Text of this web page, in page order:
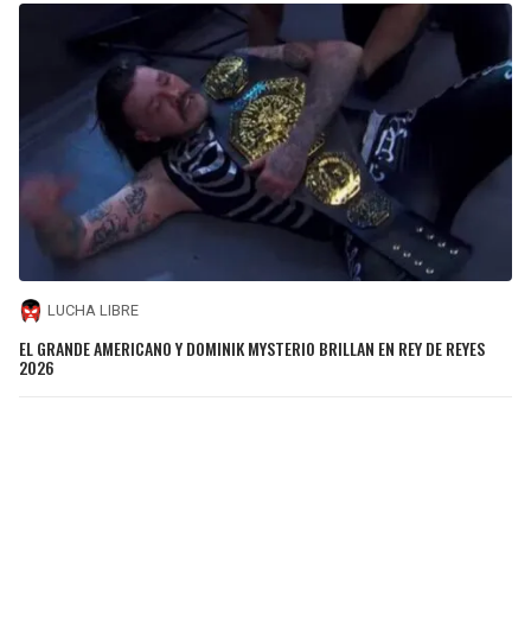
LUCHA LIBRE
EL GRANDE AMERICANO Y DOMINIK MYSTERIO BRILLAN EN REY DE REYES
2026